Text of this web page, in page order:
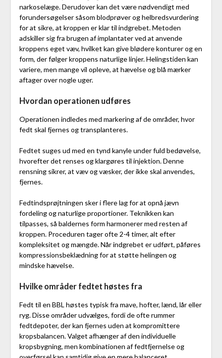
narkoselæge. Derudover kan det være nødvendigt med
forundersøgelser såsom blodprøver og helbredsvurdering
for at sikre, at kroppen er klar til indgrebet. Metoden
adskiller sig fra brugen af implantater ved at anvende
kroppens eget væv, hvilket kan give blødere konturer og en
form, der følger kroppens naturlige linjer. Helingstiden kan
variere, men mange vil opleve, at hævelse og blå mærker
aftager over nogle uger.
Hvordan operationen udføres
Operationen indledes med markering af de områder, hvor
fedt skal fjernes og transplanteres.
Fedtet suges ud med en tynd kanyle under fuld bedøvelse,
hvorefter det renses og klargøres til injektion. Denne
rensning sikrer, at væv og væsker, der ikke skal anvendes,
fjernes.
Fedtindsprøjtningen sker i flere lag for at opnå jævn
fordeling og naturlige proportioner. Teknikken kan
tilpasses, så baldernes form harmonerer med resten af
kroppen. Proceduren tager ofte 2-4 timer, alt efter
kompleksitet og mængde. Når indgrebet er udført, påføres
kompressionsbeklædning for at støtte helingen og
mindske hævelse.
Hvilke områder fedtet høstes fra
Fedt til en BBL høstes typisk fra mave, hofter, lænd, lår eller
ryg. Disse områder udvælges, fordi de ofte rummer
fedtdepoter, der kan fjernes uden at kompromittere
kropsbalancen. Valget afhænger af den individuelle
kropsbygning, men kombinationen af fedtfjernelse og